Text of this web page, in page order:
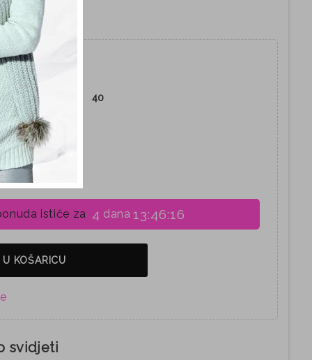
38 40
ističe za 4 dana 13:46:15
KOŠARICU
svidjeti